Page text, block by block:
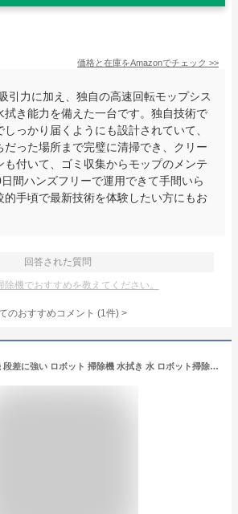
価格と在庫をAmazonでチェック >>
引力に加え、独自の高速回転モップシス
拭き能力を備えた一台です。独自技術で
っかり届くようにも設計されていて、
だった場所まで完璧に清掃でき、クリー
も付いて、ゴミ収集からモップのメンテ
間ハンズフリーで運用できて手間いら
的手頃で最新技術を体験したい方にもお
回答された質問
機でおすすめを教えてください。
のおすすめコメント (1件) >
ロボット 掃除機 段差に強い ロボット 掃除機 水拭き 水 ロボット掃除機 自動ゴミ収集 吸引力 最強 水拭き 拭き掃除 薄型 収納 掃除機 コードレス ペットの毛に強い 掃除機 1 位 ロボット お掃除ロボット 水拭き両用 水拭き 基地 収納 静音 ラグ おそうじ ロボット 小さい